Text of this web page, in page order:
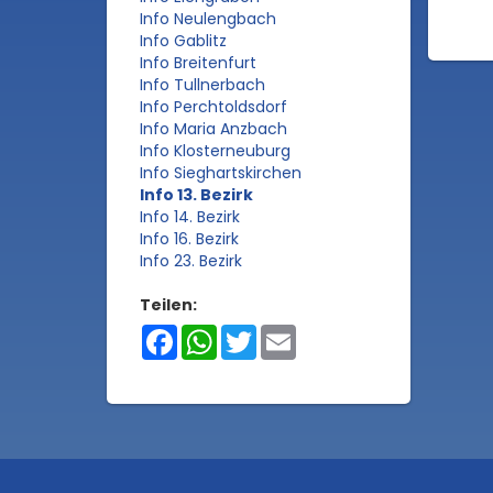
Info Neulengbach
Info Gablitz
Info Breitenfurt
Info Tullnerbach
Info Perchtoldsdorf
Info Maria Anzbach
Info Klosterneuburg
Info Sieghartskirchen
Info 13. Bezirk
Info 14. Bezirk
Info 16. Bezirk
Info 23. Bezirk
Teilen:
FacebookWhatsApp
Twitter